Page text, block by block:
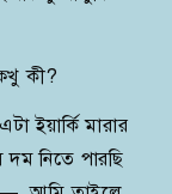
কী?
ইয়ার্কি মারার
নিতে পারছি